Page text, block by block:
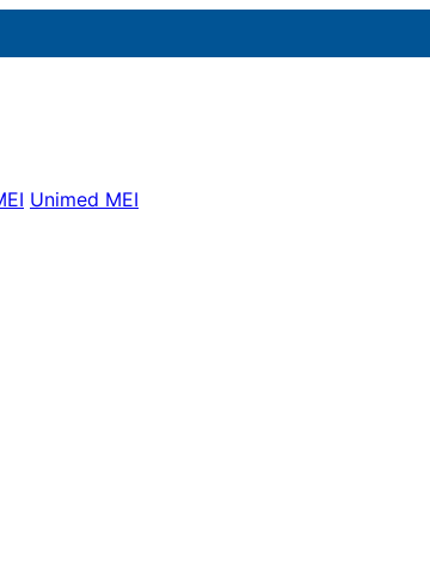
Unimed MEI